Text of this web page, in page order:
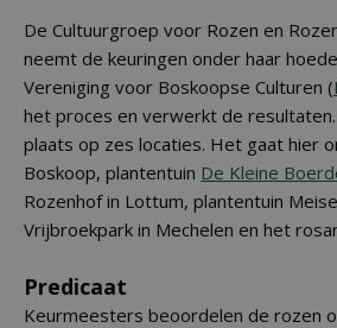
De Cultuurgroep voor Rozen en
neemt de keuringen onder haar
Vereniging voor Boskoopse Culturen (
het proces en verwerkt de
plaats op zes locaties. Het gaat hier
Boskoop, plantentuin De Kleine
Rozenhof in Lottum, plantentuin
Vrijbroekpark in Mechelen en het
Predicaat
Keurmeesters beoordelen de rozen